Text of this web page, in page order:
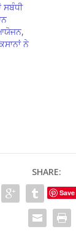
ਸਬੰਧੀ
ਨੇ
SHARE:
Save